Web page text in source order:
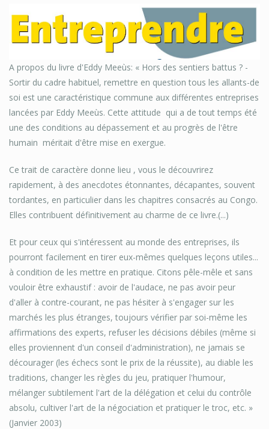
A propos du livre d'Eddy Meeùs: « Hors des sentiers battus ? ­
Sortir du cadre habituel, remettre en question tous les allants-de
soi est une caractéristique commune aux différentes entreprises
lancées par Eddy Meeùs. Cette attitude ­ qui a de tout temps été
une des conditions au dépassement et au progrès de l'être
humain ­ méritait d'être mise en exergue.
Ce trait de caractère donne lieu , vous le découvrirez
rapidement, à des anecdotes étonnantes, décapantes, souvent
tordantes, en particulier dans les chapitres consacrés au Congo.
Elles contribuent définitivement au charme de ce livre.(...)
Et pour ceux qui s'intéressent au monde des entreprises, ils
pourront facilement en tirer eux-mêmes quelques leçons utiles...
à condition de les mettre en pratique. Citons pêle-mêle et sans
vouloir être exhaustif : avoir de l'audace, ne pas avoir peur
d'aller à contre-courant, ne pas hésiter à s'engager sur les
marchés les plus étranges, toujours vérifier par soi-même les
affirmations des experts, refuser les décisions débiles (même si
elles proviennent d'un conseil d'administration), ne jamais se
décourager (les échecs sont le prix de la réussite), au diable les
traditions, changer les règles du jeu, pratiquer l'humour,
mélanger subtilement l'art de la délégation et celui du contrôle
absolu, cultiver l'art de la négociation et pratiquer le troc, etc. »
(Janvier 2003)